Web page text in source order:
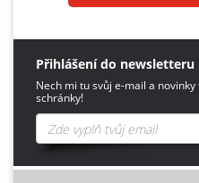
Přihlášení do newsletteru
Nech mi tu svůj e-mail a
schránky!